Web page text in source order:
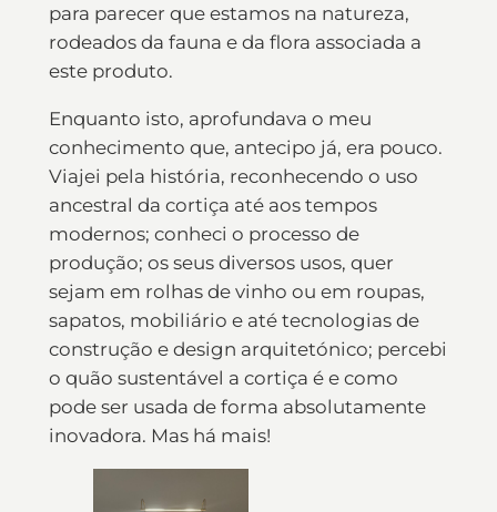
para parecer que estamos na natureza,
rodeados da fauna e da flora associada a
este produto.
Enquanto isto, aprofundava o meu
conhecimento que, antecipo já, era pouco.
Viajei pela história, reconhecendo o uso
ancestral da cortiça até aos tempos
modernos; conheci o processo de
produção; os seus diversos usos, quer
sejam em rolhas de vinho ou em roupas,
sapatos, mobiliário e até tecnologias de
construção e design arquitetónico; percebi
o quão sustentável a cortiça é e como
pode ser usada de forma absolutamente
inovadora. Mas há mais!